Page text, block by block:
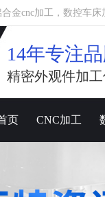
金cnc加工，数控车
14年专注
精密外观件加
页 CNC加工